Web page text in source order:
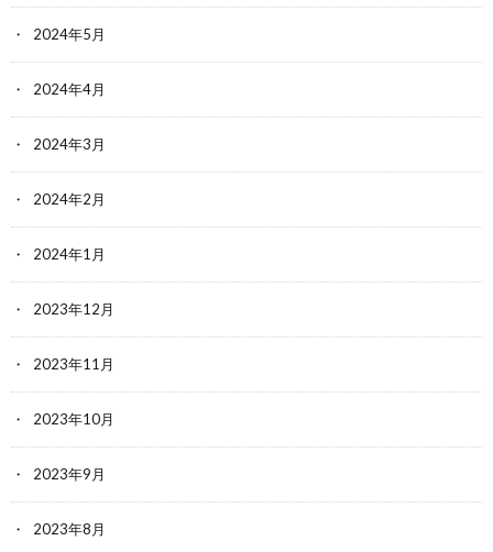
2024年5月
2024年4月
2024年3月
2024年2月
2024年1月
2023年12月
2023年11月
2023年10月
2023年9月
2023年8月